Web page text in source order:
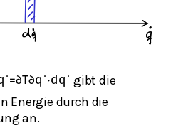
˙=∂T∂q ˙⋅d q ˙ gibt die
Energie durch die
an.